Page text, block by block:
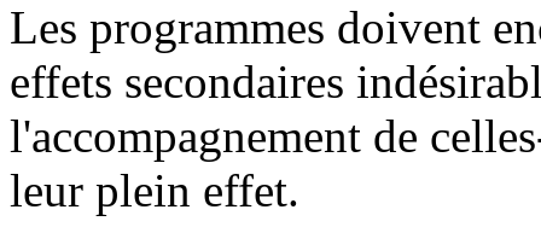
Les programmes doivent
effets secondaires
l'accompagnement de
leur plein effet.